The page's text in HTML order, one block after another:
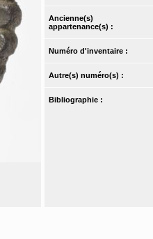
Ancienne(s)
appartenance(s) :
Numéro d'inventaire :
Autre(s) numéro(s) :
Bibliographie :